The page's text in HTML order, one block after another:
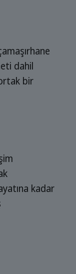
dahil
bir
kadar